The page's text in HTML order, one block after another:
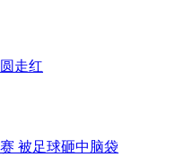
倒车逃窜
走红
被足球砸中脑袋